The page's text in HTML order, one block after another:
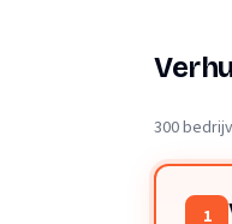
300
1